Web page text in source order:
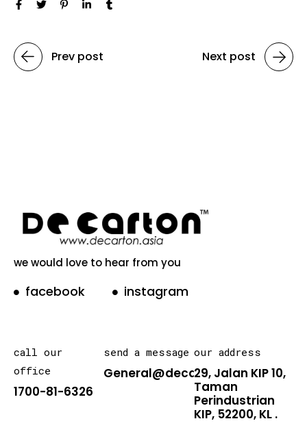
Prev post Next post
we would love to hear from you
facebook instagram
call our
office
1700-81-6326
send a message
General@decarton.asia
our address
29, Jalan KIP 10,
Taman
Perindustrian
KIP, 52200, KL .